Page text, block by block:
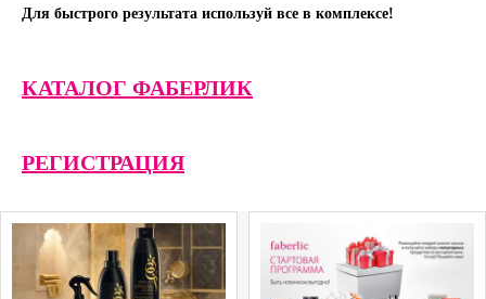
Для быстрого результата используй все в комплексе!
КАТАЛОГ ФАБЕРЛИК
РЕГИСТРАЦИЯ